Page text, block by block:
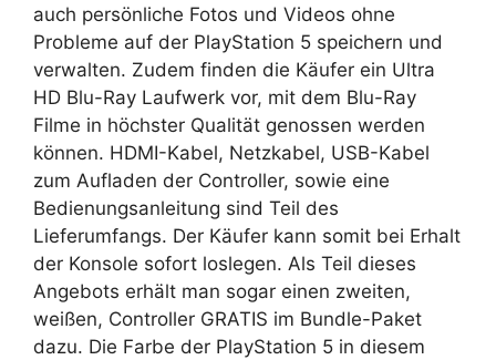
auch persönliche Fotos und Videos ohne
Probleme auf der PlayStation 5 speichern und
verwalten. Zudem finden die Käufer ein Ultra
HD Blu-Ray Laufwerk vor, mit dem Blu-Ray
Filme in höchster Qualität genossen werden
können. HDMI-Kabel, Netzkabel, USB-Kabel
zum Aufladen der Controller, sowie eine
Bedienungsanleitung sind Teil des
Lieferumfangs. Der Käufer kann somit bei Erhalt
der Konsole sofort loslegen. Als Teil dieses
Angebots erhält man sogar einen zweiten,
weißen, Controller GRATIS im Bundle-Paket
dazu. Die Farbe der PlayStation 5 in diesem